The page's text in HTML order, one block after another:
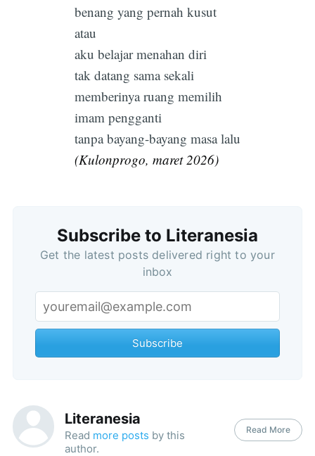
benang yang pernah kusut
atau
aku belajar menahan diri
tak datang sama sekali
memberinya ruang memilih
imam pengganti
tanpa bayang-bayang masa lalu
(Kulonprogo, maret 2026)
Subscribe to Literanesia
Get the latest posts delivered right to your
inbox
Subscribe
Literanesia
Read more posts by this
author.
Read More